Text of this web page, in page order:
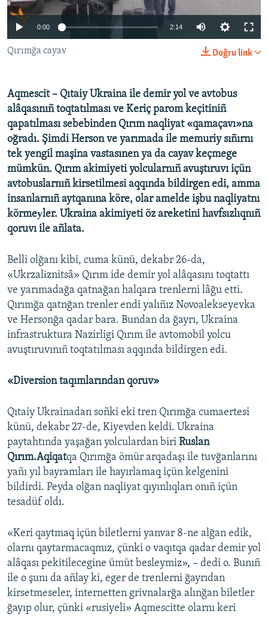
Українською
QOŞULIÑIZ!
RFE/RS bütün saytları
0:00 2:14
Doğru link
Qırımğa cayav
Aqmescit – Qıtaiy Ukraina ile demir yol ve avtobus
alâqasınıñ toqtatılması ve Keriç parom keçitiniñ
qapatılması sebebinden Qırım naqliyat «qamaçavı»na
oğradı. Şimdi Herson ve yarımada ile memuriy sıñırnı
tek yengil maşina vastasınen ya da cayav keçmege
mümkün. Qırım akimiyeti yolcularnıñ avuştıruvı içün
avtobuslarnıñ kirsetilmesi aqqında bildirgen edi, amma
insanlarnıñ aytqanına köre, olar amelde işbu naqliyatnı
körmeуler. Ukraina akimiyeti öz areketini havfsızlıqnıñ
qoruvı ile añlata.
Belli olğanı kibi, cuma künü, dekabr 26-da,
«Ukrzalіznitsâ» Qırım ide demir yol alâqasını toqtattı
ve yarımadağa qatnağan halqara trenlerni lâğu etti.
Qırımğa qatnğan trenler endi yalıñız Novoalekseyevka
ve Hersonğa qadar bara. Bundan da ğayrı, Ukraina
infrastruktura Nazirligi Qırım ile avtomobil yolcu
avuştıruvınıñ toqtatılması aqqında bildirgen edi.
«Diversion taqımlarından qoruv»
Qıtaiy Ukrainadan soñki eki tren Qırımğa cumaertesi
künü, dekabr 27-de, Kiyevden keldi. Ukraina
paytahtında yaşağan yolculardan biri Ruslan
Qırım.Aqiqatqa Qırımğa ömür arqadaşı ile tuvğanlarını
yañı yıl bayramları ile hayırlamaq içün kelgenini
bildirdi. Peyda olğan naqliyat qıyınlıqları onıñ içün
tesadüf oldı.
«Keri qaytmaq içün biletlerni yanvar 8-ne alğan edik,
olarnı qaytarmacaqmız, çünki o vaqıtqa qadar demir yol
alâqası pekitilecegine ümüt besleymiz», – dedi o. Bunıñ
ile o şunı da añlay ki, eger de trenlerni ğayrıdan
kirsetmeseler, internetten grivnalarğa alınğan biletler
ğayıp olur, çünki «rusiyeli» Aqmescitte olarnı keri